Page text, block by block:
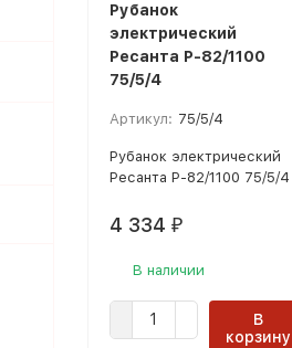
Рубанок
электрический
Ресанта Р-82/1100
75/5/4
Артикул: 75/5/4
Рубанок электрический
Ресанта Р-82/1100 75/5/4
4 334 ₽
В наличии
В
корзину